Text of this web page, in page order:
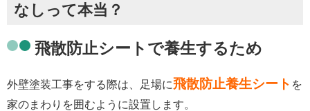
なしって本当？
飛散防止シートで養生するため
外壁塗装工事をする際は、足場に飛散防止養生シート を
家のまわりを囲むように設置します。